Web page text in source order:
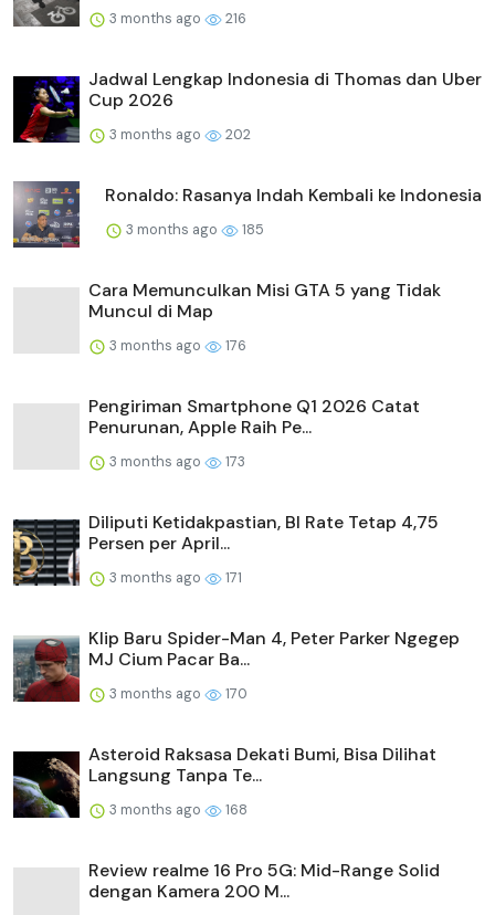
3 months ago 216
Jadwal Lengkap Indonesia di Thomas dan Uber
Cup 2026
3 months ago 202
Ronaldo: Rasanya Indah Kembali ke Indonesia
3 months ago 185
Cara Memunculkan Misi GTA 5 yang Tidak
Muncul di Map
3 months ago 176
Pengiriman Smartphone Q1 2026 Catat
Penurunan, Apple Raih Pe...
3 months ago 173
Diliputi Ketidakpastian, BI Rate Tetap 4,75
Persen per April...
3 months ago 171
Klip Baru Spider-Man 4, Peter Parker Ngegep
MJ Cium Pacar Ba...
3 months ago 170
Asteroid Raksasa Dekati Bumi, Bisa Dilihat
Langsung Tanpa Te...
3 months ago 168
Review realme 16 Pro 5G: Mid-Range Solid
dengan Kamera 200 M...